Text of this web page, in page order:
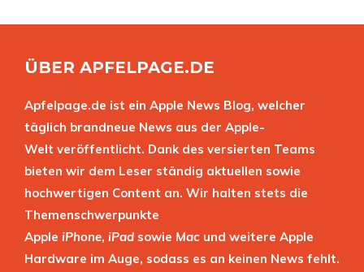
ÜBER APFELPAGE.DE
Apfelpage.de ist ein Apple News Blog, welcher
täglich brandneue News aus der Apple-
Welt veröffentlicht. Dank des versierten Teams
bieten wir dem Leser ständig aktuellen sowie
hochwertigen Content an. Wir halten stets die
Themenschwerpunkte
Apple iPhone, iPad sowie Mac und weitere Apple
Hardware im Auge, sodass es an keinen News fehlt.